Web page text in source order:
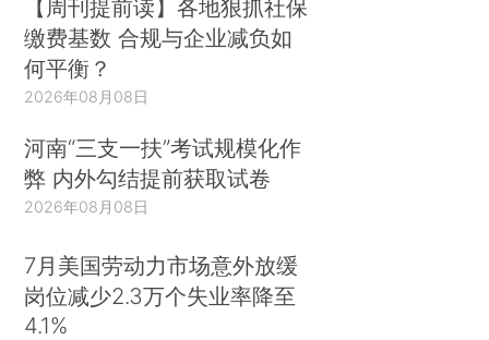
【周刊提前读】各地狠抓社保
缴费基数 合规与企业减负如
何平衡？
2026年08月08日
河南“三支一扶”考试规模化作
弊 内外勾结提前获取试卷
2026年08月08日
7月美国劳动力市场意外放缓
岗位减少2.3万个失业率降至
4.1%